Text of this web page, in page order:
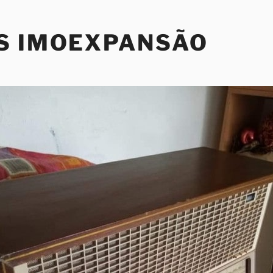
IMOEXPANSÃO